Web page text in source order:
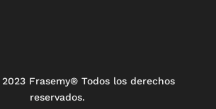
Frasemy® Todos los derechos
reservados.